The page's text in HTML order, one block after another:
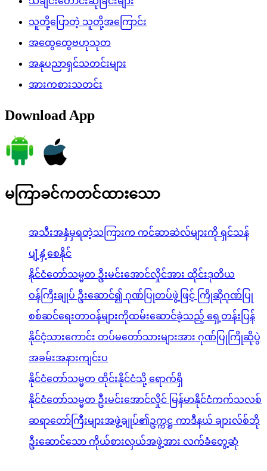
သူတို့ပြောတဲ့ သူတို့အကြောင်း
အထွေထွေဗဟုသုတ
အနုပညာရှင်သတင်းများ
အားကစားသတင်း
Download App
မကြာခင်ကတင်ထားသော
အသီးအနှံမှရတဲ့သကြားက ကင်ဆာဆဲလ်များကို ရှင်သန်
ပျံ့နှံ့စေနိုင်
နိုင်ငံတော်သမ္မတ ဦးမင်းအောင်လှိုင်အား ထိုင်းဒုတိယ
ဝန်ကြီးချုပ် ဦးဆောင်၍ ဂုဏ်ပြုတပ်ဖွဲ့ဖြင့် ကြိုဆိုဂုဏ်ပြု
စစ်ဆင်ရေးတာဝန်များကိုထမ်းဆောင်ခဲ့သည့် ရှေ့တန်းပြန်
နိုင်ငံ့သားကောင်း တပ်မတော်သားများအား ဂုဏ်ပြုကြိုဆိုပွဲ
အခမ်းအနားကျင်းပ
နိုင်ငံတော်သမ္မတ ထိုင်းနိုင်ငံသို့ ရောက်ရှိ
နိုင်ငံတော်သမ္မတ ဦးမင်းအောင်လှိုင် မြန်မာနိုင်ငံကက်သလစ်
ဆရာတော်ကြီးများအဖွဲ့ချုပ်၏ဥက္ကဋ္ဌ ကာဒီနယ် ချားလ်စ်ဘို
ဦးဆောင်သော ကိုယ်စားလှယ်အဖွဲ့အား လက်ခံတွေ့ဆုံ